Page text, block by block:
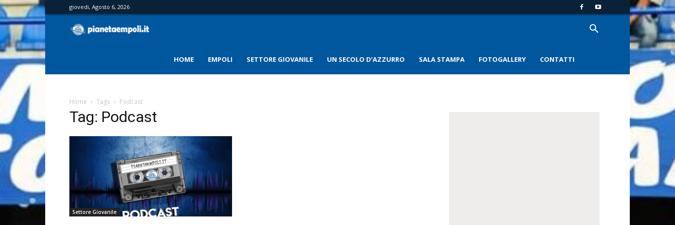
giovedì, Agosto 6, 2026
HOME EMPOLI SETTORE GIOVANILE UN SECOLO D’AZZURRO SALA STAMPA FOTOGALLERY CONTATTI
Home Tags Podcast
Tag: Podcast
Settore Giovanile